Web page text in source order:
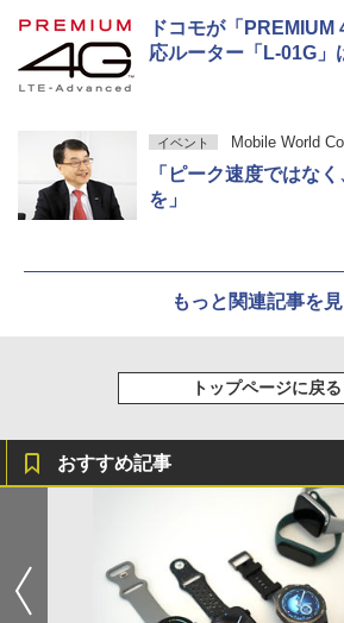
ドコモが「
応ルーター「L-01G」
イベント Mobile World
「ピーク速度ではな
を」
もっと関連記事を
トップページに戻る
おすすめ記事